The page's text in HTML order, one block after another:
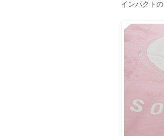
インパクト